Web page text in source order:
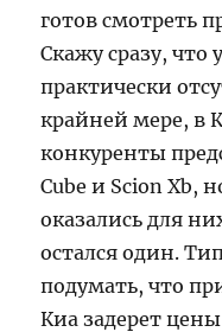
готов смотреть
Скажу сразу, что
практически
крайней мере, в
конкуренты
Cube и Scion Xb,
оказались для
остался один.
подумать, что
Киа задерет